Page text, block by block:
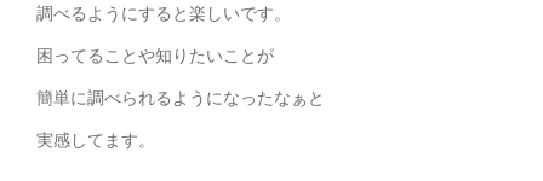
調べるようにすると楽しいです。
困ってることや知りたいことが
簡単に調べられるようになったなぁと
実感してます。